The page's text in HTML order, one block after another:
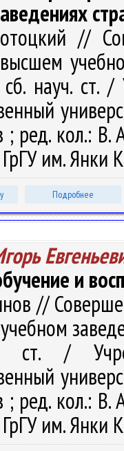
//
науч. ст. /
; ред. кол.: В.
им. Янки
Подробнее
и
//
ст. /
; ред. кол.: В.
им. Янки